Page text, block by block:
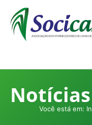
Notícias
Você está em: